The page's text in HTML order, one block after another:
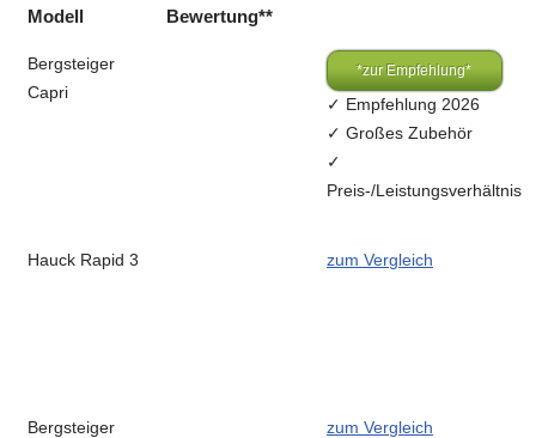
Modell Bewertung**
Bergsteiger
Capri
*zur Empfehlung*
✓ Empfehlung 2026
✓ Großes Zubehör
✓
Preis-/Leistungsverhältnis
Hauck Rapid 3 zum Vergleich
Bergsteiger
zum Vergleich